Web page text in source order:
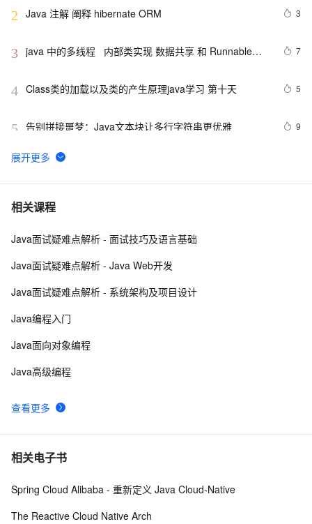
2 Java 注解 阐释 hibernate ORM 3
3 java 中的多线程   内部类实现 数据共享 和 Runnable实
7
4 Class类的加载以及类的产生原理java学习 第十天 5
5 9
6 【JavaWeb】一文搞懂Java过滤器与拦截器的区别
7 Java编程中容易忽略的细节总结
8 方块人 Java并发——volatile关键字
10java中两种添加监听器的策略
相关课程
查看更多
Java面试疑难点解析 - 面试技巧及语言基础
Java面试疑难点解析 - Java Web开发
Java面试疑难点解析 - 系统架构及项目设计
Java编程入门
Java面向对象编程
Java高级编程
相关电子书
Spring Cloud Alibaba - 重新定义 Java Cloud-Native
The Reactive Cloud Native Arch